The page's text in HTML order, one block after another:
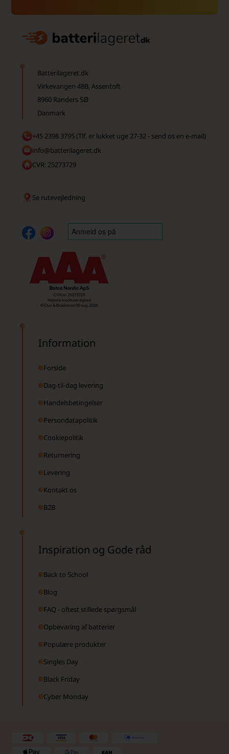
Batterilageret.dk
Virkevangen 48B, Assentoft
8960 Randers SØ
Danmark
+45 2398 3795 (Tlf. er lukket uge 27-32 - send os en e-mail)
info@batterilageret.dk
CVR: 25273729
Se rutevejledning
Information
Forside
Dag-til-dag levering
Handelsbetingelser
Persondatapolitik
Cookiepolitik
Returnering
Levering
Kontakt os
B2B
Inspiration og Gode råd
Back to School
Blog
FAQ - oftest stillede spørgsmål
Opbevaring af batterier
Populære produkter
Singles Day
Black Friday
Cyber Monday